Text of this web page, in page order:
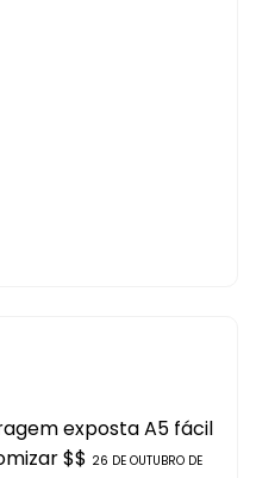
exposta A5 fácil
$$ 26 DE OUTUBRO DE